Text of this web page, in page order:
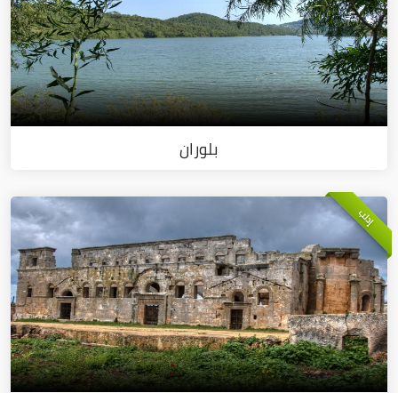
بلوران
إدلب